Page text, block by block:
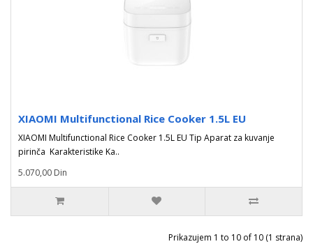
XIAOMI Multifunctional Rice Cooker 1.5L EU
XIAOMI Multifunctional Rice Cooker 1.5L EU Tip Aparat za kuvanje
pirinča Karakteristike Ka..
5.070,00 Din
Prikazujem 1 to 10 of 10 (1 strana)